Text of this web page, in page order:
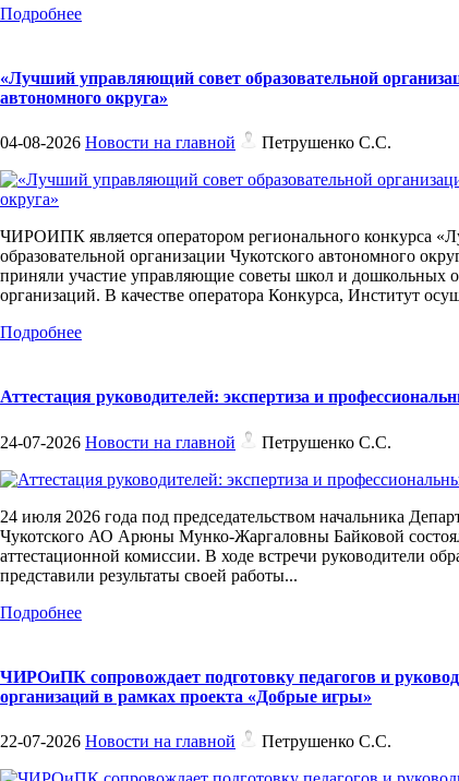
Подробнее
«Лучший управляющий совет образовательной
автономного округа»
04-08-2026 Новости на главной Петрушенко С.С.
ЧИРОИПК является оператором регионального конкурса
образовательной организации Чукотского автономного
приняли участие управляющие советы школ и дошкольных
организаций. В качестве оператора Конкурса, Институт
Подробнее
Аттестация руководителей: экспертиза и
24-07-2026 Новости на главной Петрушенко С.С.
24 июля 2026 года под председательством начальника
Чукотского АО Арюны Мунко-Жаргаловны Байковой
аттестационной комиссии. В ходе встречи руководители
представили результаты своей работы...
Подробнее
ЧИРОиПК сопровождает подготовку педагогов и
организаций в рамках проекта «Добрые игры»
22-07-2026 Новости на главной Петрушенко С.С.